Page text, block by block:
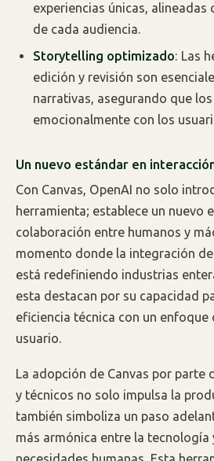
experiencias únicas, alineadas
de cada audiencia.
Storytelling optimizado: Las
edición y revisión son
narrativas, asegurando que
emocionalmente con los
Un nuevo estándar en
Con Canvas, OpenAI no solo
herramienta; establece un nuevo
colaboración entre humanos y
momento donde la integración
está redefiniendo industrias
esta destacan por su capacidad
eficiencia técnica con un enfoque
usuario.
La adopción de Canvas por parte
y técnicos no solo impulsa la
también simboliza un paso
más armónica entre la tecnología